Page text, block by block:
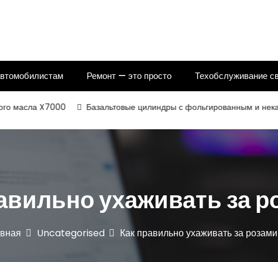
Ремонт — это просто Техобслуживание
X7000 Базальтовые цилиндры с фольгированным и
ухаживать за
Uncategorised Как правильно ухаживать за розами